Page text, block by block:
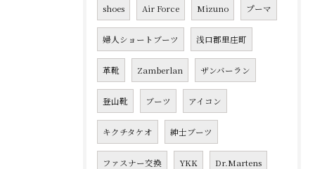
shoes Air Force Mizuno プーマ
婦人ショートブーツ 浅口郡里庄町
革靴 Zamberlan ザンバーラン
登山靴 ブーツ アイコン
キクチタケオ 紳士ブーツ
ファスナー交換 YKK Dr.Martens